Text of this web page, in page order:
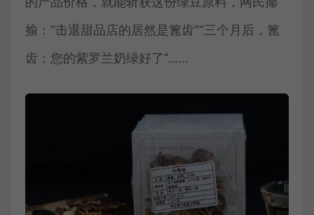
揄：“击退甜品店的居然是篦齿”“三个月后，篦
齿：您的紫罗兰奶绿好了”……